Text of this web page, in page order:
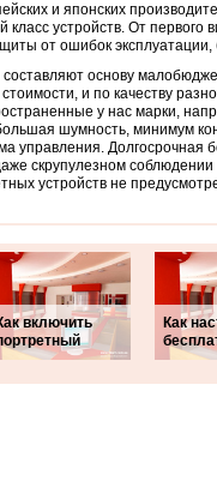
и японских
класс устройств. От
от ошибок
основу
и по качеству
у нас марки,
шумность, минимум
управления. Долгосрочная
скрупулезном
устройств не
включить
Как